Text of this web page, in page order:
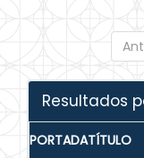
Resultados
PORTADATÍTULO